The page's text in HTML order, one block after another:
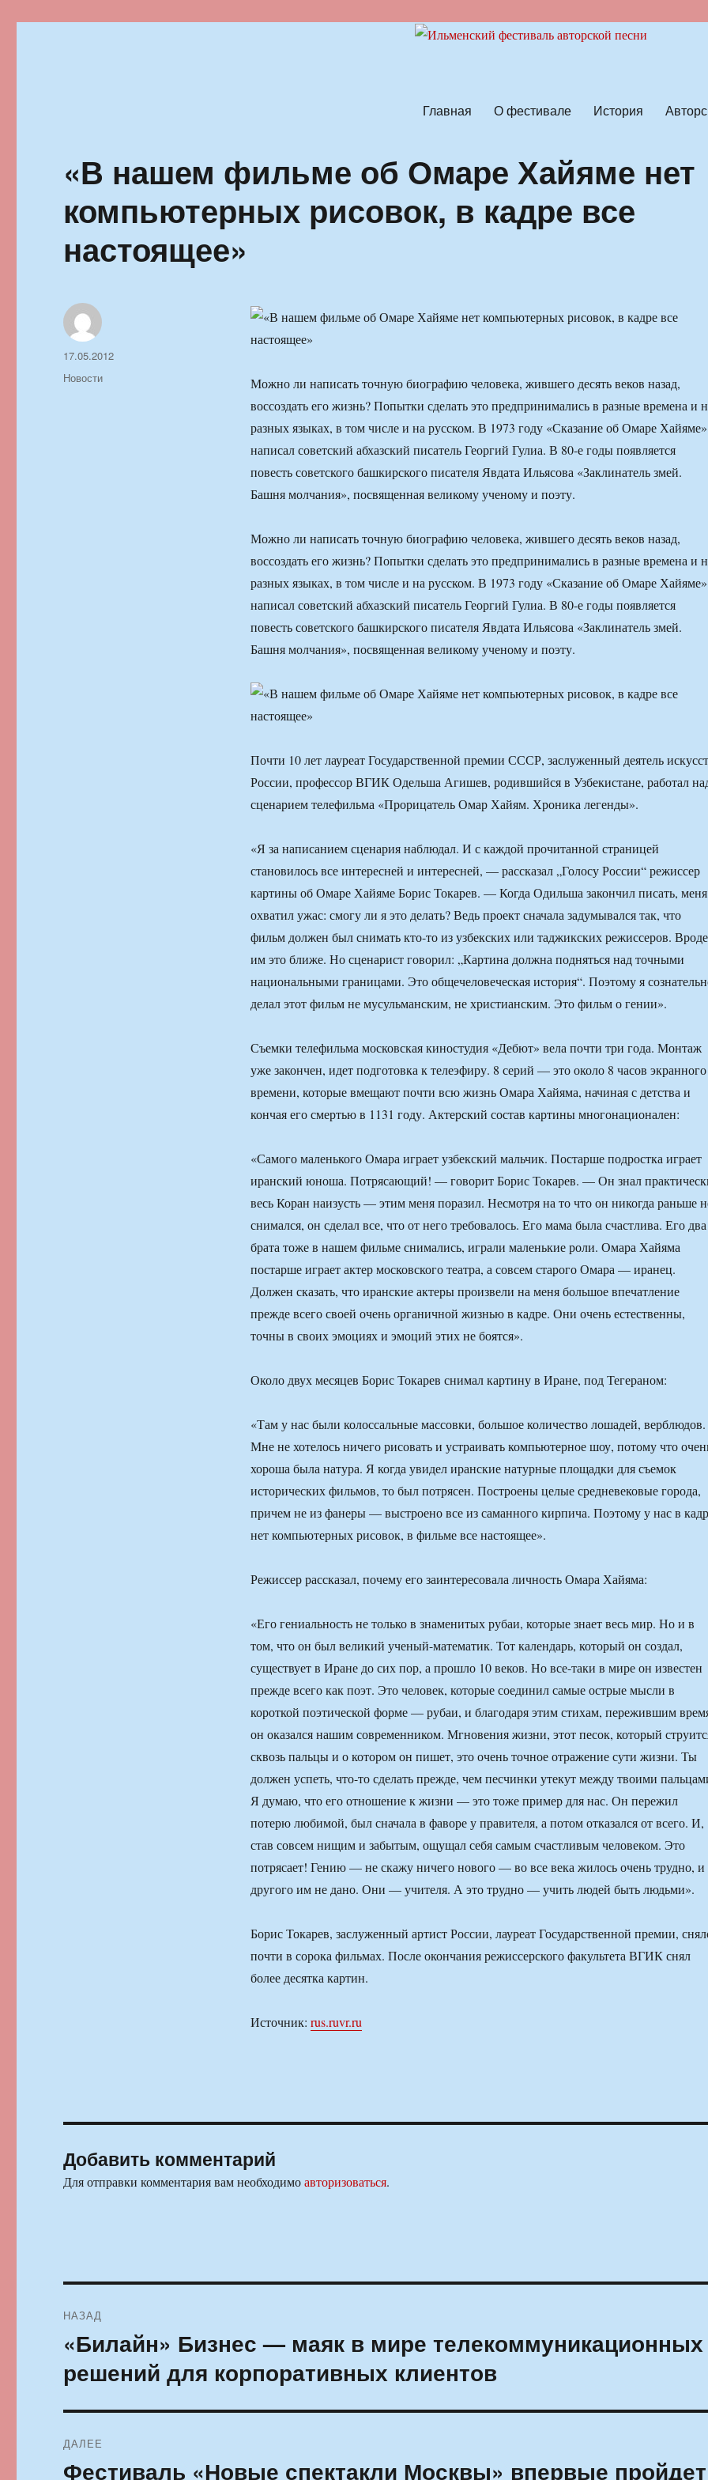
Главная О фестивале История
«В нашем фильме об Омаре Хайяме нет
компьютерных рисовок, в кадре все
настоящее»
Можно ли написать точную биографию человека, жившего десять веков назад,
воссоздать его жизнь? Попытки сделать это предпринимались в разные времена и
разных языках, в том числе и на русском. В 1973 году «Сказание об Омаре Хайяме»
написал советский абхазский писатель Георгий Гулиа. В 80-е годы появляется
повесть советского башкирского писателя Явдата Ильясова «Заклинатель змей.
Башня молчания», посвященная великому ученому и поэту.
Можно ли написать точную биографию человека, жившего десять веков назад,
воссоздать его жизнь? Попытки сделать это предпринимались в разные времена и
разных языках, в том числе и на русском. В 1973 году «Сказание об Омаре Хайяме»
написал советский абхазский писатель Георгий Гулиа. В 80-е годы появляется
повесть советского башкирского писателя Явдата Ильясова «Заклинатель змей.
Башня молчания», посвященная великому ученому и поэту.
Почти 10 лет лауреат Государственной премии СССР, заслуженный деятель
России, профессор ВГИК Одельша Агишев, родившийся в Узбекистане, работал
сценарием телефильма «Прорицатель Омар Хайям. Хроника легенды».
«Я за написанием сценария наблюдал. И с каждой прочитанной страницей
становилось все интересней и интересней, — рассказал „Голосу России“ режиссер
картины об Омаре Хайяме Борис Токарев. — Когда Одильша закончил писать, меня
охватил ужас: смогу ли я это делать? Ведь проект сначала задумывался так, что
фильм должен был снимать кто-то из узбекских или таджикских режиссеров. Вроде
им это ближе. Но сценарист говорил: „Картина должна подняться над точными
национальными границами. Это общечеловеческая история“. Поэтому я
делал этот фильм не мусульманским, не христианским. Это фильм о гении».
Съемки телефильма московская киностудия «Дебют» вела почти три года. Монтаж
уже закончен, идет подготовка к телеэфиру. 8 серий — это около 8 часов экранного
времени, которые вмещают почти всю жизнь Омара Хайяма, начиная с детства и
кончая его смертью в 1131 году. Актерский состав картины многонационален:
«Самого маленького Омара играет узбекский мальчик. Постарше подростка играет
иранский юноша. Потрясающий! — говорит Борис Токарев. — Он знал
весь Коран наизусть — этим меня поразил. Несмотря на то что он никогда раньше
снимался, он сделал все, что от него требовалось. Его мама была счастлива. Его два
брата тоже в нашем фильме снимались, играли маленькие роли. Омара Хайяма
постарше играет актер московского театра, а совсем старого Омара — иранец.
Должен сказать, что иранские актеры произвели на меня большое впечатление
прежде всего своей очень органичной жизнью в кадре. Они очень естественны,
точны в своих эмоциях и эмоций этих не боятся».
Около двух месяцев Борис Токарев снимал картину в Иране, под Тегераном:
«Там у нас были колоссальные массовки, большое количество лошадей, верблюдов.
Мне не хотелось ничего рисовать и устраивать компьютерное шоу, потому что
хороша была натура. Я когда увидел иранские натурные площадки для съемок
исторических фильмов, то был потрясен. Построены целые средневековые города,
причем не из фанеры — выстроено все из саманного кирпича. Поэтому у нас в
нет компьютерных рисовок, в фильме все настоящее».
Режиссер рассказал, почему его заинтересовала личность Омара Хайяма:
«Его гениальность не только в знаменитых рубаи, которые знает весь мир. Но и в
том, что он был великий ученый-математик. Тот календарь, который он создал,
существует в Иране до сих пор, а прошло 10 веков. Но все-таки в мире он известен
прежде всего как поэт. Это человек, которые соединил самые острые мысли в
короткой поэтической форме — рубаи, и благодаря этим стихам, пережившим
он оказался нашим современником. Мгновения жизни, этот песок, который
сквозь пальцы и о котором он пишет, это очень точное отражение сути жизни. Ты
должен успеть, что-то сделать прежде, чем песчинки утекут между твоими
Я думаю, что его отношение к жизни — это тоже пример для нас. Он пережил
потерю любимой, был сначала в фаворе у правителя, а потом отказался от всего. И,
став совсем нищим и забытым, ощущал себя самым счастливым человеком. Это
потрясает! Гению — не скажу ничего нового — во все века жилось очень трудно, и
другого им не дано. Они — учителя. А это трудно — учить людей быть людьми».
Борис Токарев, заслуженный артист России, лауреат Государственной премии,
почти в сорока фильмах. После окончания режиссерского факультета ВГИК снял
более десятка картин.
Источник: rus.ruvr.ru
Автор
Опубликовано
17.05.2012
Рубрики
Новости
Добавить комментарий
Для отправки комментария вам необходимоавторизоваться.
по
записям
НАЗАД
Предыдущая
«Билайн» Бизнес — маяк в мире телекоммуникационных
решений для корпоративных клиентов
ДАЛЕЕ
Следующая
Фестиваль «Новые спектакли Москвы» впервые пройдет